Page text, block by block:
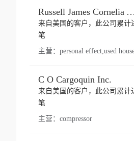
Russell James Cornelia Arlington Va
来自美国的客户，此公司累计
笔
主营：
C O Cargoquin Inc.
来自美国的客户，此公司累计
笔
主营： compressor